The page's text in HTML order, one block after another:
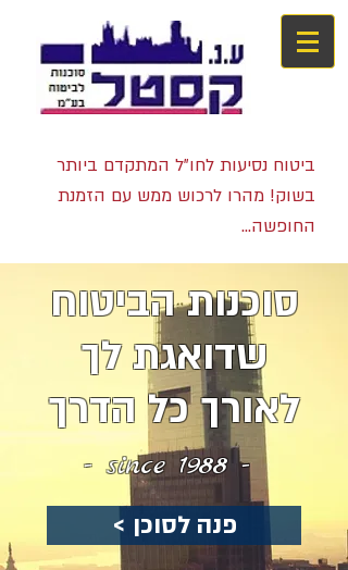
ביטוח נסיעות לחו"ל המתקדם ביותר
בשוק! מהרו לרכוש ממש עם הזמנת
החופשה...
סוכנות הביטוח
שדואגת לך
לאורך כל הדרך
- since 1988 -
< פנה לסוכן